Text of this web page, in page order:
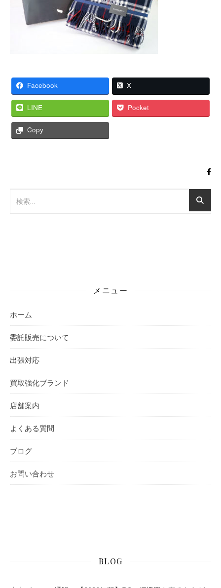
Facebook X
LINE Pocket
Copy
メニュー
ホーム
委託販売について
出張対応
買取強化ブランド
店舗案内
よくある質問
ブログ
お問い合わせ
BLOG